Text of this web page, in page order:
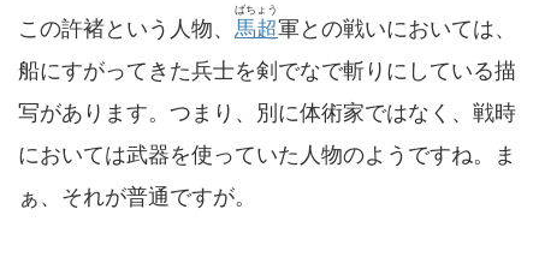
この許褚という人物、 馬超
ばちょう
軍との戦いにおいては、
船にすがってきた兵士を剣でなで斬りにしている描
写があります。つまり、別に体術家ではなく、戦時
においては武器を使っていた人物のようですね。ま
ぁ、それが普通ですが。